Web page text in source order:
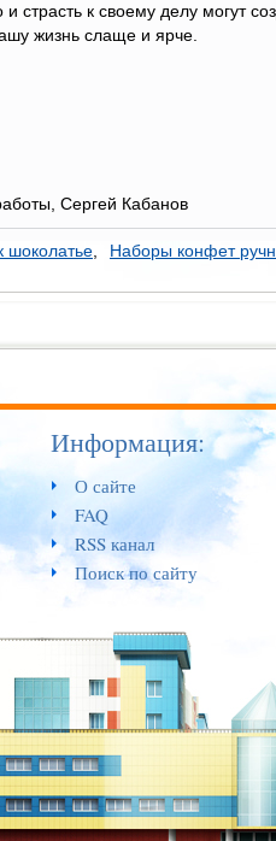
к своему делу могут
жизнь слаще и ярче.
Сергей Кабанов
шоколатье Наборы конфет
Информация:
О сайте
FAQ
RSS канал
Поиск по сайту